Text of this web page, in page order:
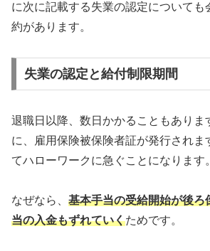
に次に記載する失業の認定についても
約があります。
失業の認定と給付制限期間
退職日以降、数日かかることもありま
に、雇用保険被保険者証が発行されま
てハローワークに急ぐことになります。
なぜなら、 基本手当の受給開始が後ろ
当の入金もずれていくためです。